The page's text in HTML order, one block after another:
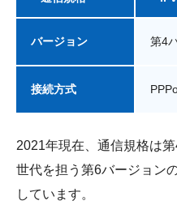
バージョン 第4
接続方式
2021年現在、通信規格は
世代を担う第6バージョン
しています。